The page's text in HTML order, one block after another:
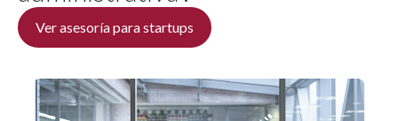
Ver asesoría para startups